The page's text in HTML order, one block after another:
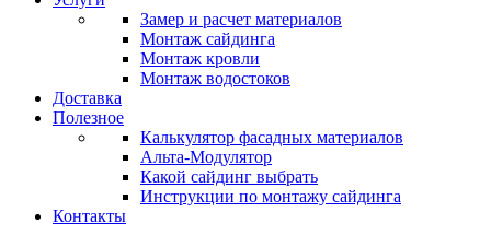
Замер и расчет материалов
Монтаж сайдинга
Монтаж кровли
Монтаж водостоков
Доставка
Полезное
Калькулятор фасадных материалов
Альта-Модулятор
Какой сайдинг выбрать
Инструкции по монтажу сайдинга
Контакты